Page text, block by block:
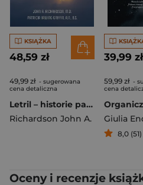
KSIĄŻKA
48,59 zł
49,99 zł - sugerowana
cena detaliczna
Letril – historie pacjentów onkologicznych leczonych amigdaliną w Klinice Richardsona
Richardson John A.
39,99 zł
59,99 zł -
cena
Giulia
8,0 (51)
Oceny i recenzje